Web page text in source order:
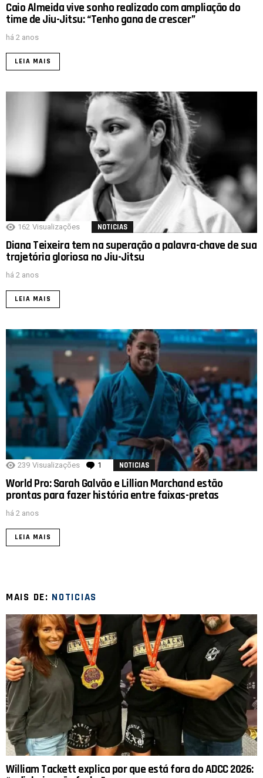
Caio Almeida vive sonho realizado com ampliação do
time de Jiu-Jitsu: “Tenho gana de crescer”
há 2 anos
LEIA MAIS
162 Visualizações NOTICIAS
Diana Teixeira tem na superação a palavra-chave de sua
trajetória gloriosa no Jiu-Jitsu
há 2 anos
LEIA MAIS
239 Visualizações 1 comentário
NOTICIAS
World Pro: Sarah Galvão e Lillian Marchand estão
prontas para fazer história entre faixas-pretas
há 2 anos
LEIA MAIS
MAIS DE: NOTICIAS
William Tackett explica por que está fora do ADCC 2026: